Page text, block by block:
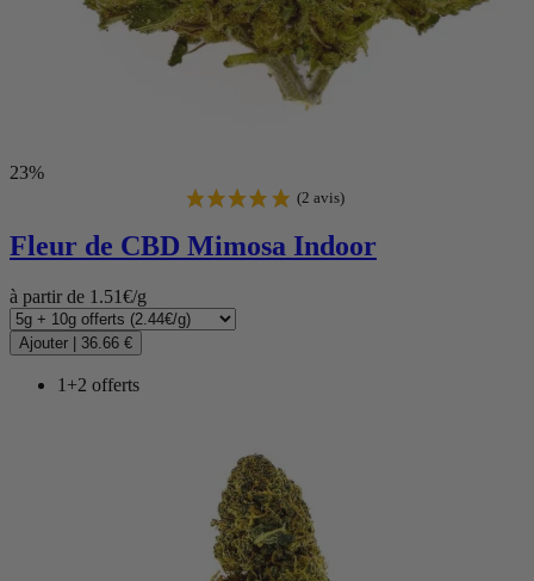
23%
Fleur de CBD Mimosa Indoor
à partir de 1.51€/g
Ajouter 36.66 €
1+2 offerts